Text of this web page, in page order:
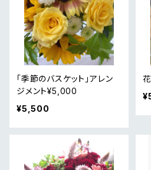
「季節のバスケット」アレン
ジメント¥5,000
¥5,500